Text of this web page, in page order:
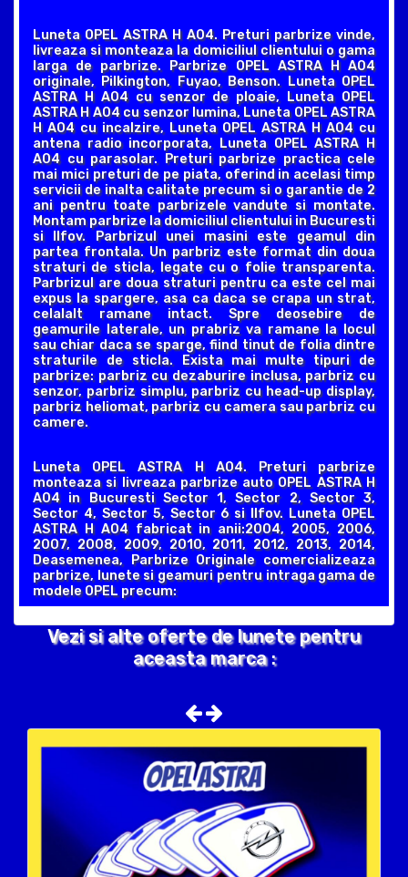
Luneta OPEL ASTRA H A04. Preturi parbrize vinde,
livreaza si monteaza la domiciliul clientului o gama
larga de parbrize. Parbrize OPEL ASTRA H A04
originale, Pilkington, Fuyao, Benson. Luneta OPEL
ASTRA H A04 cu senzor de ploaie, Luneta OPEL
ASTRA H A04 cu senzor lumina, Luneta OPEL ASTRA
H A04 cu incalzire, Luneta OPEL ASTRA H A04 cu
antena radio incorporata, Luneta OPEL ASTRA H
A04 cu parasolar. Preturi parbrize practica cele
mai mici preturi de pe piata, oferind in acelasi timp
servicii de inalta calitate precum si o garantie de 2
ani pentru toate parbrizele vandute si montate.
Montam parbrize la domiciliul clientului in Bucuresti
si Ilfov. Parbrizul unei masini este geamul din
partea frontala. Un parbriz este format din doua
straturi de sticla, legate cu o folie transparenta.
Parbrizul are doua straturi pentru ca este cel mai
expus la spargere, asa ca daca se crapa un strat,
celalalt ramane intact. Spre deosebire de
geamurile laterale, un prabriz va ramane la locul
sau chiar daca se sparge, fiind tinut de folia dintre
straturile de sticla. Exista mai multe tipuri de
parbrize: parbriz cu dezaburire inclusa, parbriz cu
senzor, parbriz simplu, parbriz cu head-up display,
parbriz heliomat, parbriz cu camera sau parbriz cu
camere.
Luneta OPEL ASTRA H A04. Preturi parbrize
monteaza si livreaza parbrize auto OPEL ASTRA H
A04 in Bucuresti Sector 1, Sector 2, Sector 3,
Sector 4, Sector 5, Sector 6 si Ilfov. Luneta OPEL
ASTRA H A04 fabricat in anii:2004, 2005, 2006,
2007, 2008, 2009, 2010, 2011, 2012, 2013, 2014,
Deasemenea, Parbrize Originale comercializeaza
parbrize, lunete si geamuri pentru intraga gama de
modele OPEL precum:
Vezi si alte oferte de lunete pentru
aceasta marca :